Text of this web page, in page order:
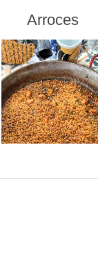
Arroces